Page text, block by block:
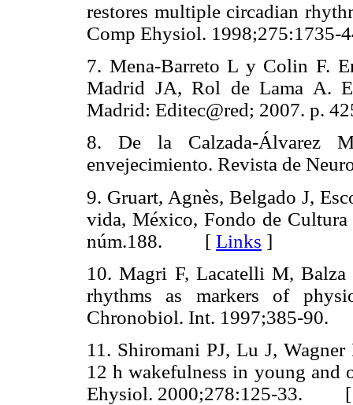
restores multiple circadian
Comp Ehysiol.
7. Mena-Barreto L y Colin F.
Madrid JA, Rol de Lama A.
Madrid: Editec@red; 2007.
8. De la Calzada-Álvarez
envejecimiento. Revista de
9. Gruart, Agnès, Belgado J,
vida, México, Fondo de
núm.188. [ Links ]
10. Magri F, Lacatelli M, Balza
rhythms as markers of
Chronobiol. Int. 1997;385-
11. Shiromani PJ, Lu J,
12 h wakefulness in young and
Ehysiol. 2000;278:125-33.